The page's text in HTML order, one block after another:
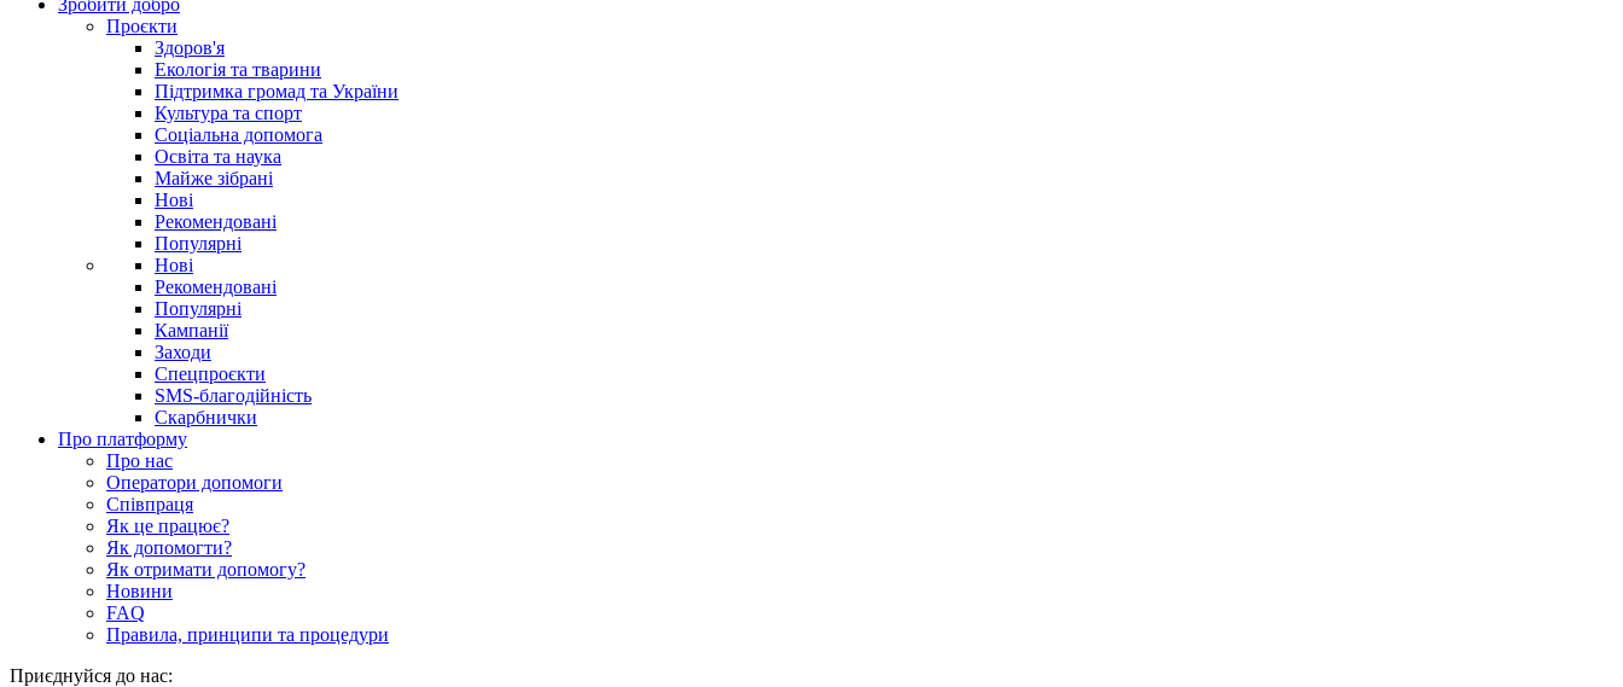
Зробити добро
Проєкти
Здоров'я
Екологія та тварини
Підтримка громад та України
Культура та спорт
Соціальна допомога
Освіта та наука
Майже зібрані
Нові
Рекомендовані
Популярні
Нові
Рекомендовані
Популярні
Кампанії
Заходи
Спецпроєкти
SMS-благодійність
Скарбнички
Про платформу
Про нас
Оператори допомоги
Співпраця
Як це працює?
Як допомогти?
Як отримати допомогу?
Новини
FAQ
Правила, принципи та процедури
Приєднуйся до нас: